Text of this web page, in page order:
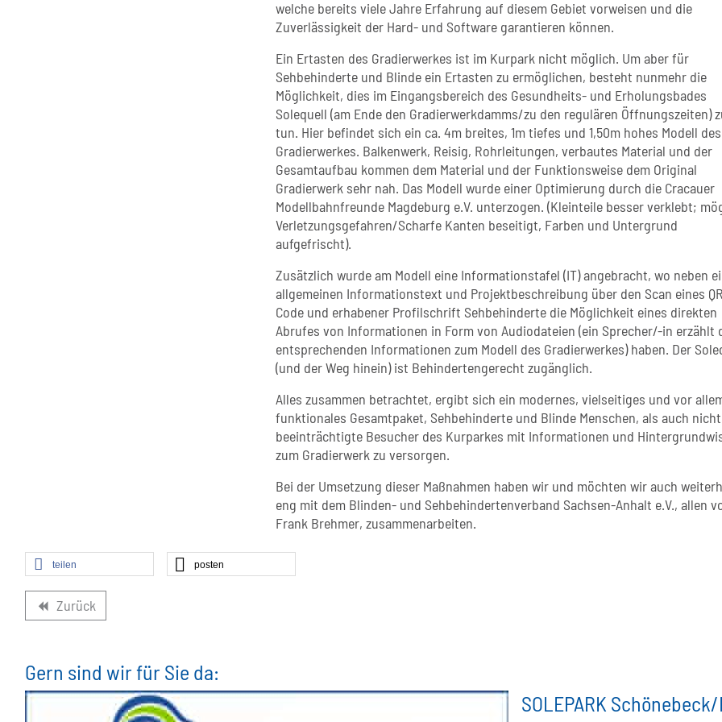
welche bereits viele Jahre Erfahrung auf diesem Gebiet vorweisen und die
Zuverlässigkeit der Hard- und Software garantieren können.
Ein Ertasten des Gradierwerkes ist im Kurpark nicht möglich. Um aber für
Sehbehinderte und Blinde ein Ertasten zu ermöglichen, besteht nunmehr die
Möglichkeit, dies im Eingangsbereich des Gesundheits- und Erholungsbades
Solequell (am Ende den Gradierwerkdamms/zu den regulären Öffnungszeiten)
tun. Hier befindet sich ein ca. 4m breites, 1m tiefes und 1,50m hohes Modell des
Gradierwerkes. Balkenwerk, Reisig, Rohrleitungen, verbautes Material und der
Gesamtaufbau kommen dem Material und der Funktionsweise dem Original
Gradierwerk sehr nah. Das Modell wurde einer Optimierung durch die Cracauer
Modellbahnfreunde Magdeburg e.V. unterzogen. (Kleinteile besser verklebt;
Verletzungsgefahren/Scharfe Kanten beseitigt, Farben und Untergrund
aufgefrischt).
Zusätzlich wurde am Modell eine Informationstafel (IT) angebracht, wo neben
allgemeinen Informationstext und Projektbeschreibung über den Scan eines
Code und erhabener Profilschrift Sehbehinderte die Möglichkeit eines direkten
Abrufes von Informationen in Form von Audiodateien (ein Sprecher/-in erzählt
entsprechenden Informationen zum Modell des Gradierwerkes) haben. Der
(und der Weg hinein) ist Behindertengerecht zugänglich.
Alles zusammen betrachtet, ergibt sich ein modernes, vielseitiges und vor
funktionales Gesamtpaket, Sehbehinderte und Blinde Menschen, als auch nicht
beeinträchtigte Besucher des Kurparkes mit Informationen und
zum Gradierwerk zu versorgen.
Bei der Umsetzung dieser Maßnahmen haben wir und möchten wir auch
eng mit dem Blinden- und Sehbehindertenverband Sachsen-Anhalt e.V., allen
Frank Brehmer, zusammenarbeiten.
teilen posten
backward Zurück
Gern sind wir für Sie da:
SOLEPARK